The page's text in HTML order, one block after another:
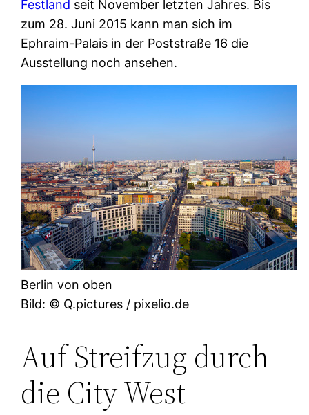
Festland seit November letzten Jahres. Bis
zum 28. Juni 2015 kann man sich im
Ephraim-Palais in der Poststraße 16 die
Ausstellung noch ansehen.
Berlin von oben
Bild: © Q.pictures / pixelio.de
Auf Streifzug durch
die City West